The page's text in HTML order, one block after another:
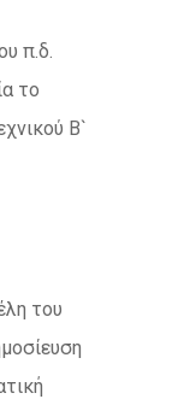
π.δ.
το
Β`
του